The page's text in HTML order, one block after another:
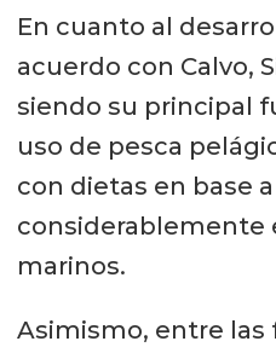
En cuanto al
acuerdo con Calvo,
siendo su principal
uso de pesca
con dietas en base
considerablemente
marinos.
Asimismo, entre las